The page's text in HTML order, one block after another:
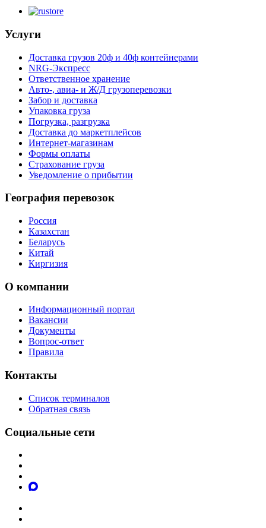
Услуги
Доставка грузов 20ф и 40ф контейнерами
NRG-Экспресс
Ответственное хранение
Авто-, авиа- и Ж/Д грузоперевозки
Забор и доставка
Упаковка груза
Погрузка, разгрузка
Доставка до маркетплейсов
Интернет-магазинам
Формы оплаты
Страхование груза
Уведомление о прибытии
География перевозок
Россия
Казахстан
Беларусь
Китай
Киргизия
О компании
Информационный портал
Вакансии
Документы
Вопрос-ответ
Правила
Контакты
Список терминалов
Обратная связь
Социальные сети